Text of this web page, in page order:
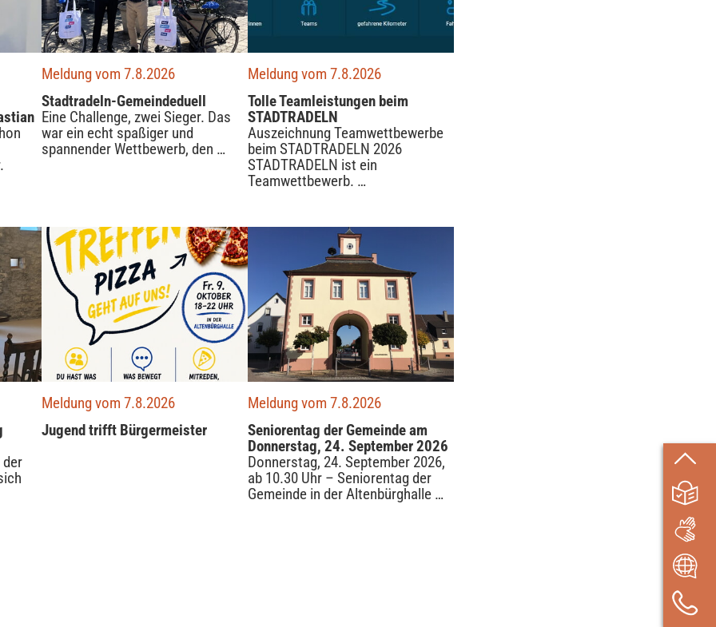
Meldung vom 7.8.2026
Stadtradeln-Gemeindeduell
Eine Challenge, zwei Sieger. Das
war ein echt spaßiger und
spannender Wettbewerb, den …
Meldung vom 7.8.2026
Tolle Teamleistungen beim
STADTRADELN
Auszeichnung Teamwettbewerbe
beim STADTRADELN 2026
STADTRADELN ist ein
Teamwettbewerb. …
Meldung vom 7.8.2026
Jugend trifft Bürgermeister
Meldung vom 7.8.2026
Seniorentag der Gemeinde am
Donnerstag, 24. September 2026
Donnerstag, 24. September 2026,
ab 10.30 Uhr – Seniorentag der
Gemeinde in der Altenbürghalle …